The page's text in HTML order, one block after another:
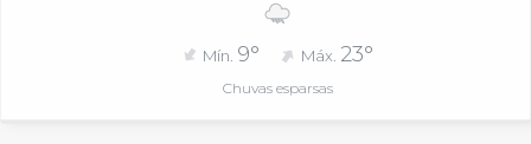
Mín. 9° Máx. 23°
Chuvas esparsas